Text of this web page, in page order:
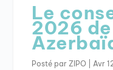
Le
2026 de
Posté parZIPO Avr